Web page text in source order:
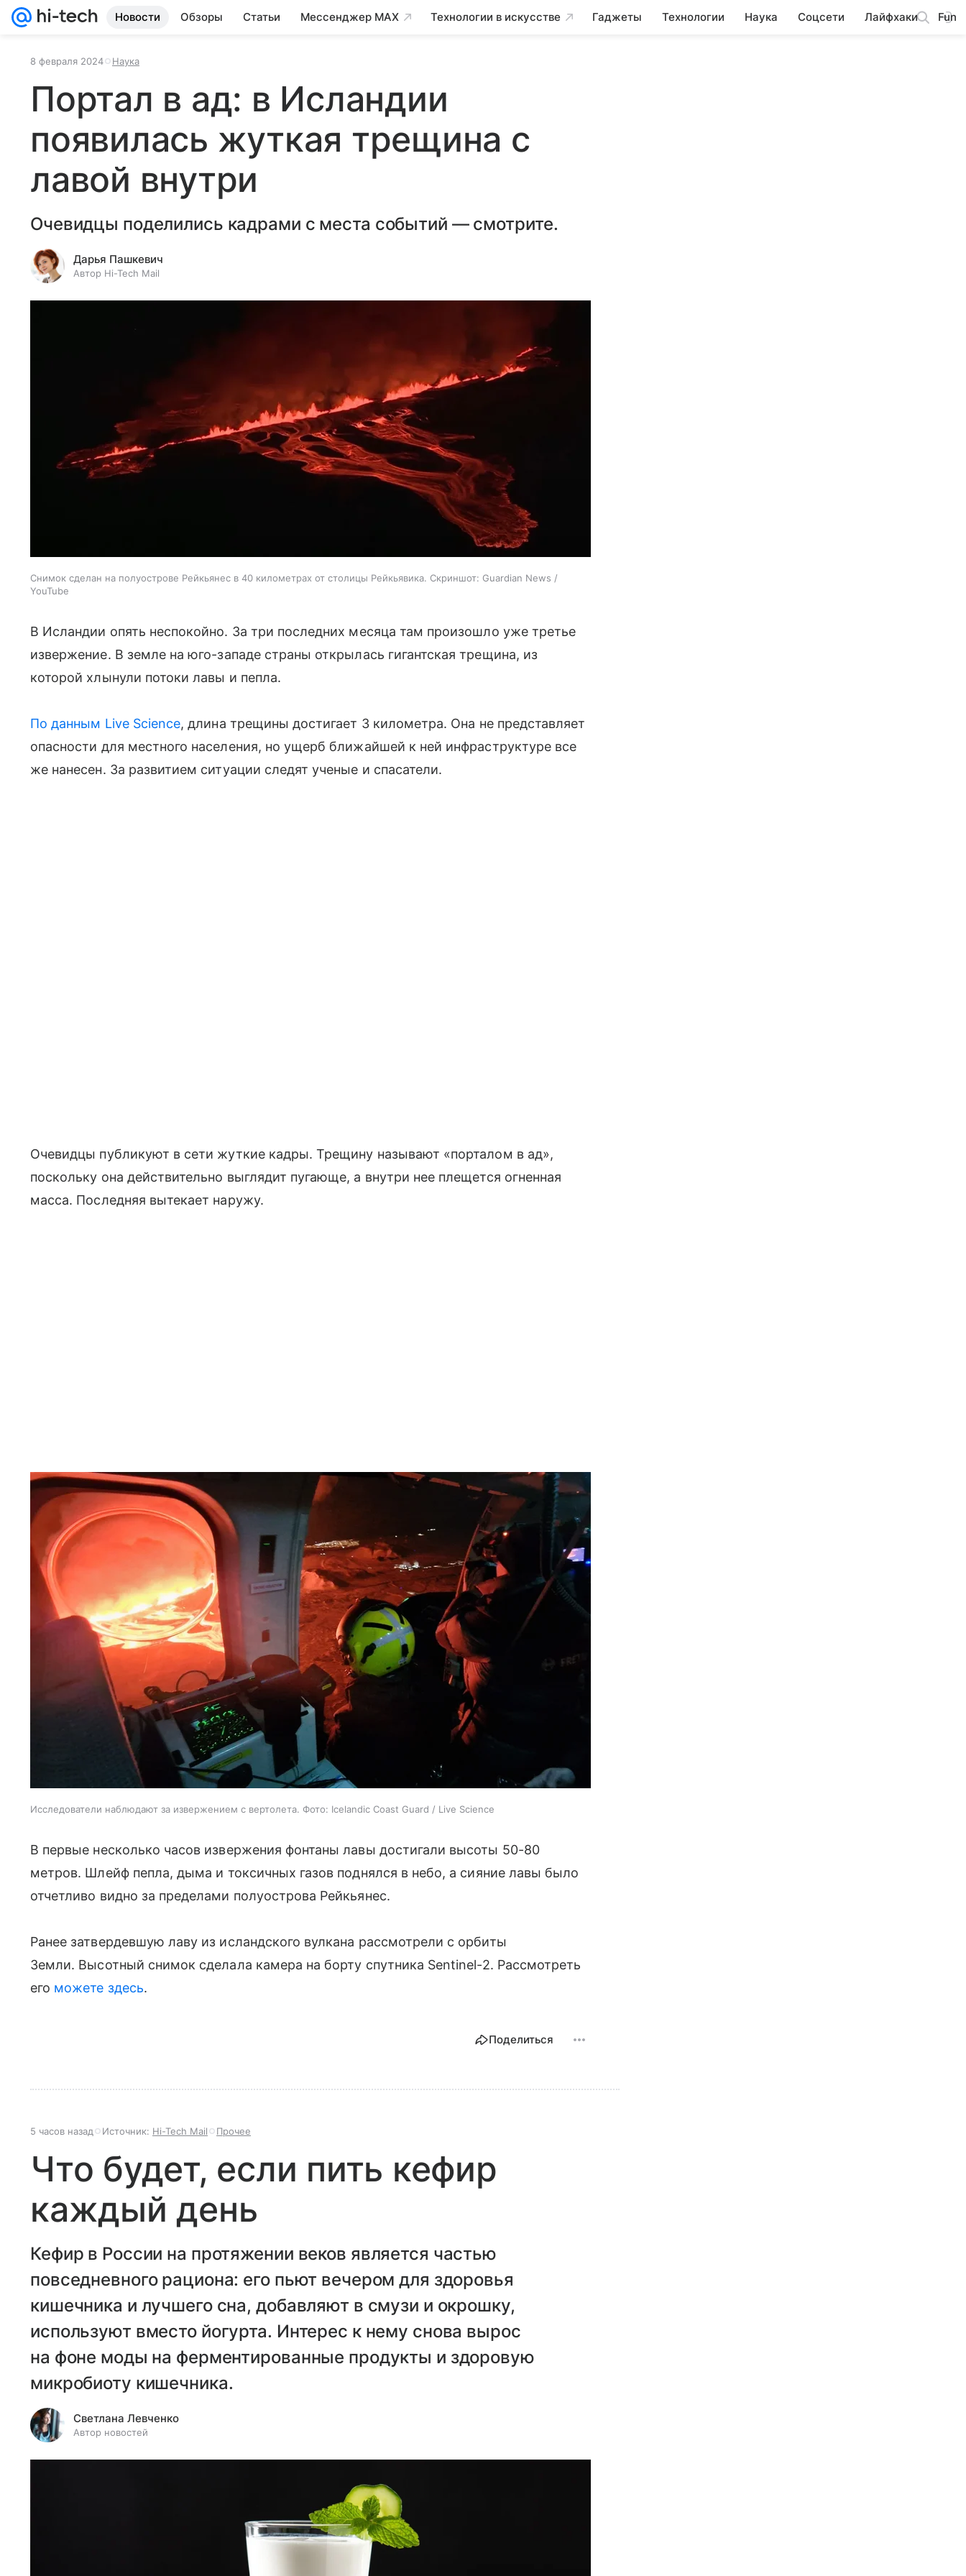
Новости Обзоры Статьи Мессенджер MAX Технологии в искусстве Гаджеты Технологии Наука Соцсети Лайфхаки Fun
8 февраля 2024 Наука
Портал в ад: в Исландии
появилась жуткая трещина с
лавой внутри
Очевидцы поделились кадрами с места событий — смотрите.
Дарья Пашкевич
Автор Hi-Tech Mail
Снимок сделан на полуострове Рейкьянес в 40 километрах от столицы Рейкьявика. Скриншот: Guardian News /
YouTube
В Исландии опять неспокойно. За три последних месяца там произошло уже третье
извержение. В земле на юго-западе страны открылась гигантская трещина, из
которой хлынули потоки лавы и пепла.
По данным Live Science, длина трещины достигает 3 километра. Она не представляет
опасности для местного населения, но ущерб ближайшей к ней инфраструктуре все
же нанесен. За развитием ситуации следят ученые и спасатели.
Очевидцы публикуют в сети жуткие кадры. Трещину называют «порталом в ад»,
поскольку она действительно выглядит пугающе, а внутри нее плещется огненная
масса. Последняя вытекает наружу.
Исследователи наблюдают за извержением с вертолета. Фото: Icelandic Coast Guard / Live Science
В первые несколько часов извержения фонтаны лавы достигали высоты 50-80
метров. Шлейф пепла, дыма и токсичных газов поднялся в небо, а сияние лавы было
отчетливо видно за пределами полуострова Рейкьянес.
Ранее затвердевшую лаву из исландского вулкана рассмотрели с орбиты
Земли. Высотный снимок сделала камера на борту спутника Sentinel-2. Рассмотреть
его можете здесь.
Поделиться
5 часов назад Источник: Hi-Tech Mail Прочее
Что будет, если пить кефир
каждый день
Кефир в России на протяжении веков является частью
повседневного рациона: его пьют вечером для здоровья
кишечника и лучшего сна, добавляют в смузи и окрошку,
используют вместо йогурта. Интерес к нему снова вырос
на фоне моды на ферментированные продукты и здоровую
микробиоту кишечника.
Светлана Левченко
Автор новостей